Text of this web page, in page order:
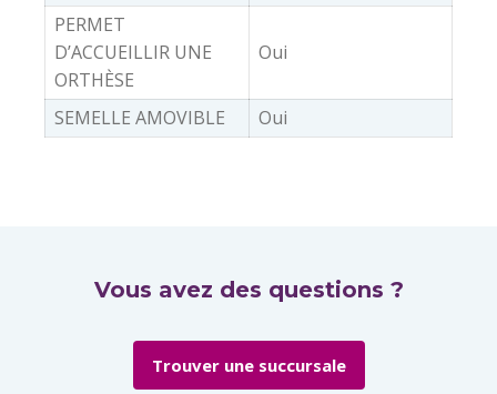
PERMET
D’ACCUEILLIR UNE
ORTHÈSE
Oui
SEMELLE AMOVIBLE Oui
Vous avez des questions ?
Trouver une succursale